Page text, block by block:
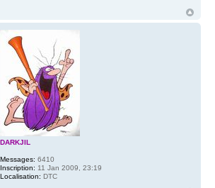
DARKJIL
Messages: 6410
Inscription: 11 Jan 2009, 23:19
Localisation: DTC